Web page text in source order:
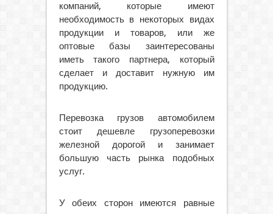
компаний, которые имеют
необходимость в некоторых видах
продукции и товаров, или же
оптовые базы заинтересованы
иметь такого партнера, который
сделает и доставит нужную им
продукцию.
Перевозка грузов автомобилем
стоит дешевле грузоперевозки
железной дорогой и занимает
большую часть рынка подобных
услуг.
У обеих сторон имеются равные